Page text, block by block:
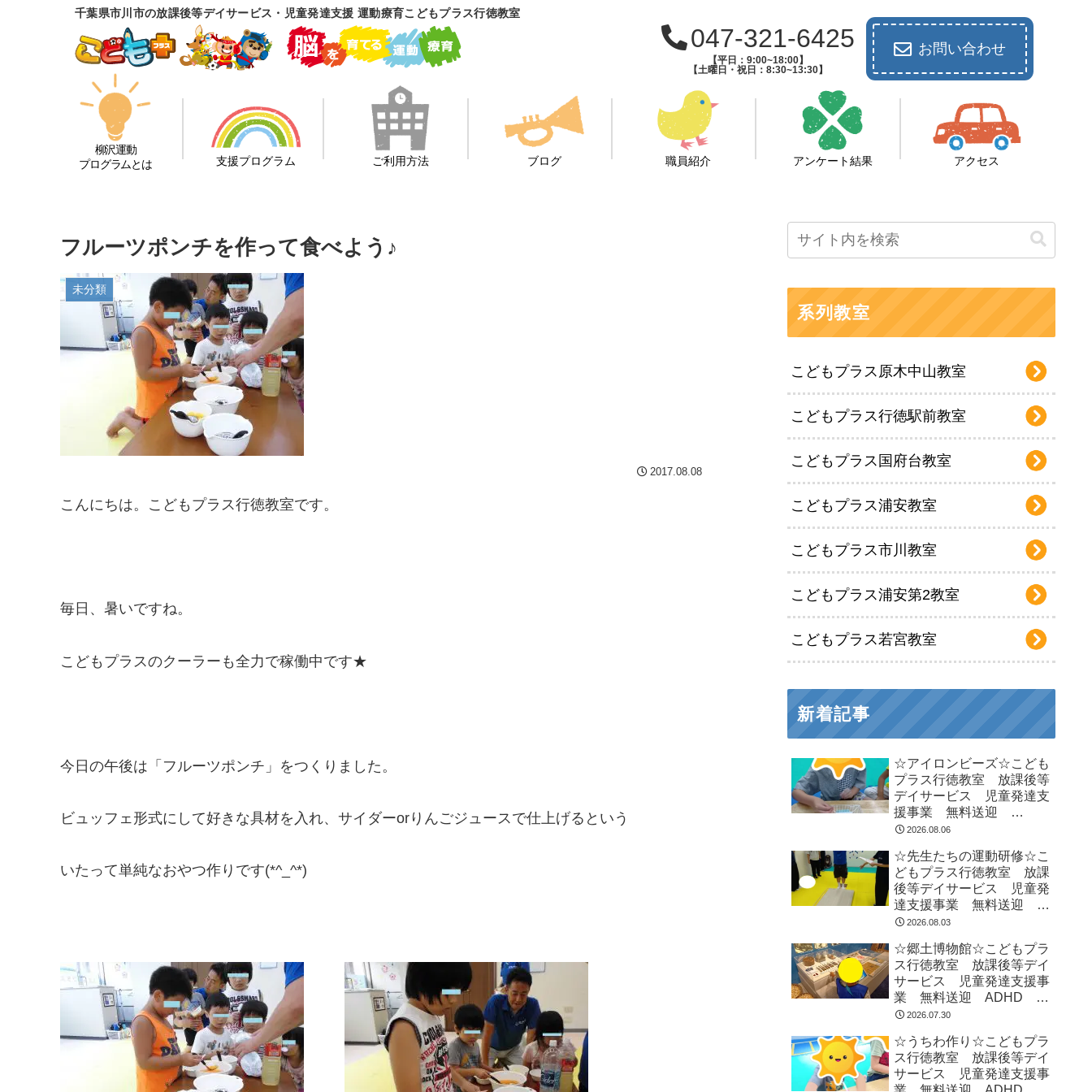
千葉県市川市の放課後等デイサービス・児童発達支援 運動療育こどもプラス行徳教室
047-321-6425
【平日：9:00~18:00】
【土曜日・祝日：8:30~13:30】
お問い合わせ
柳沢運動
プログラムとは
支援プログラム ご利用方法 ブログ 職員紹介 アンケート結果 アクセス
フルーツポンチを作って食べよう♪
未分類
2017.08.08
こんにちは。こどもプラス行徳教室です。
毎日、暑いですね。
こどもプラスのクーラーも全力で稼働中です★
今日の午後は「フルーツポンチ」をつくりました。
ビュッフェ形式にして好きな具材を入れ、サイダーorりんごジュースで仕上げるという
いたって単純なおやつ作りです(*^_^*)
系列教室
こどもプラス原木中山教室
こどもプラス行徳駅前教室
こどもプラス国府台教室
こどもプラス浦安教室
こどもプラス市川教室
こどもプラス浦安第2教室
こどもプラス若宮教室
新着記事
☆アイロンビーズ☆こども
プラス行徳教室 放課後等
デイサービス 児童発達支
援事業 無料送迎
ADHD 自閉症 発達障が
徳 市川市 浦安市
2026.08.06
☆先生たちの運動研修☆こ
どもプラス行徳教室 放課
後等デイサービス 児童発
達支援事業 無料送迎
ADHD 自閉症 発達障が
徳 市川市 浦安市
2026.08.03
☆郷土博物館☆こどもプラ
ス行徳教室 放課後等デイ
サービス 児童発達支援事
業 無料送迎 ADHD 自
閉症 発達障がい 運動療
市 浦安市
2026.07.30
☆うちわ作り☆こどもプラ
ス行徳教室 放課後等デイ
サービス 児童発達支援事